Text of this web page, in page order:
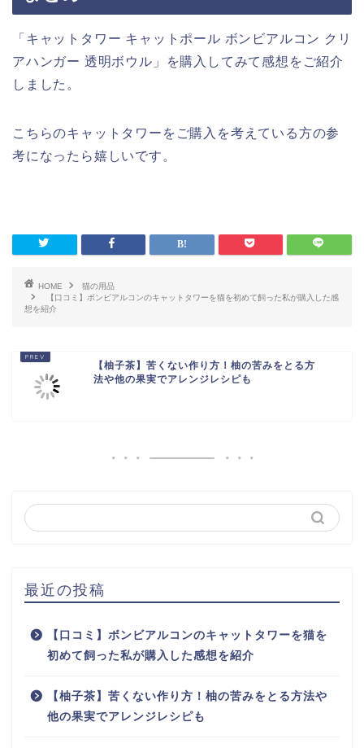
「キャットタワー キャットポール ボンビアルコン クリ
アハンガー 透明ボウル」を購入してみて感想をご紹介
しました。
こちらのキャットタワーをご購入を考えている方の参
考になったら嬉しいです。
HOME
猫の用品
【口コミ】ボンビアルコンのキャットタワーを猫を初めて飼った私が購入した感
想を紹介
【柚子茶】苦くない作り方！柚の苦みをとる方
法や他の果実でアレンジレシピも
最近の投稿
【口コミ】ボンビアルコンのキャットタワーを猫を
初めて飼った私が購入した感想を紹介
【柚子茶】苦くない作り方！柚の苦みをとる方法や
他の果実でアレンジレシピも